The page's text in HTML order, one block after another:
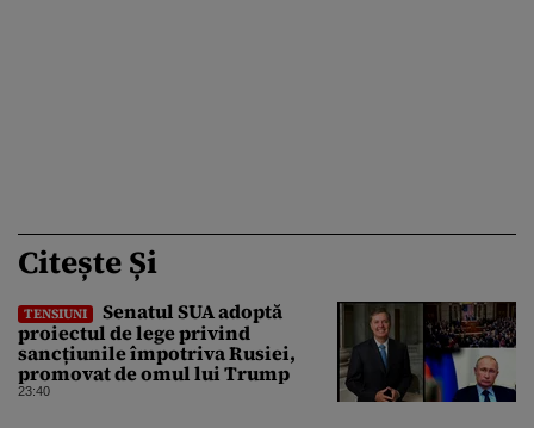
Citește Și
TENSIUNI
Senatul SUA adoptă
proiectul de lege privind
sancțiunile împotriva Rusiei,
promovat de omul lui Trump
23:40